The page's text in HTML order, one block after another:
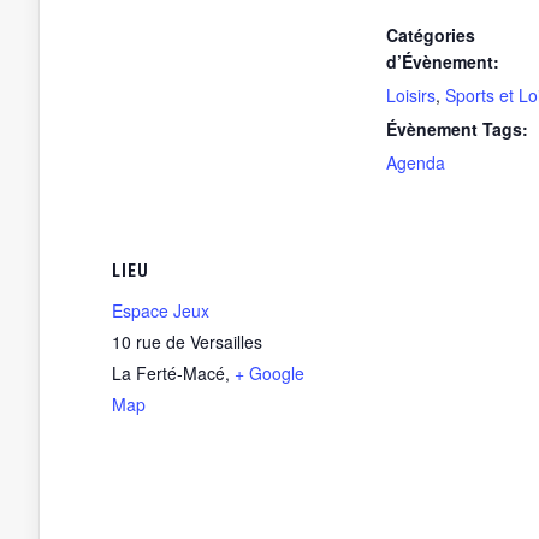
Catégories
d’Évènement:
Loisirs, Sports et
Évènement Tags:
Agenda
LIEU
Espace Jeux
10 rue de Versailles
La Ferté-Macé, + Google
Map